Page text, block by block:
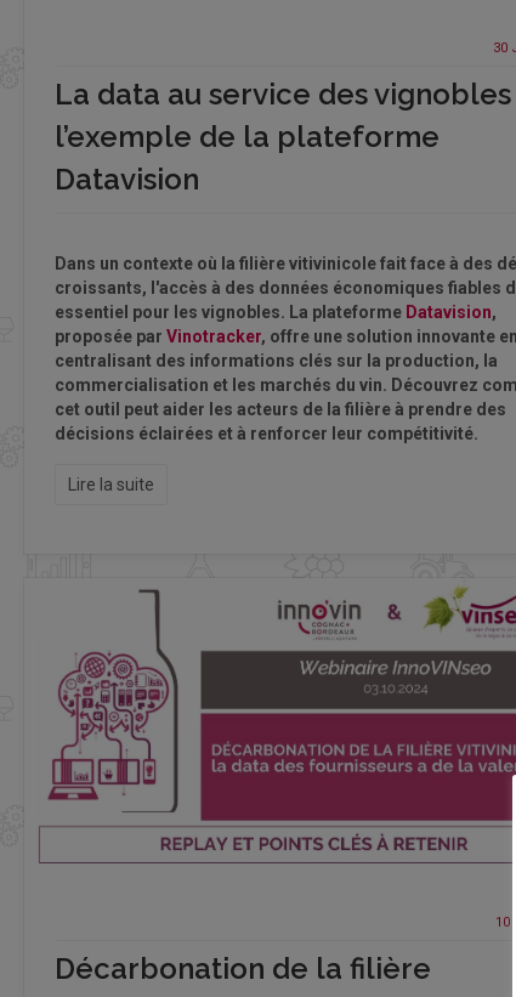
30
La data au service des vignobles
l’exemple de la plateforme
Datavision
Dans un contexte où la filière vitivinicole fait face à des
croissants, l'accès à des données économiques fiables
essentiel pour les vignobles. La plateforme Datavision,
proposée par Vinotracker, offre une solution innovante en
centralisant des informations clés sur la production, la
commercialisation et les marchés du vin. Découvrez
cet outil peut aider les acteurs de la filière à prendre des
décisions éclairées et à renforcer leur compétitivité.
Lire la suite
10
Décarbonation de la filière